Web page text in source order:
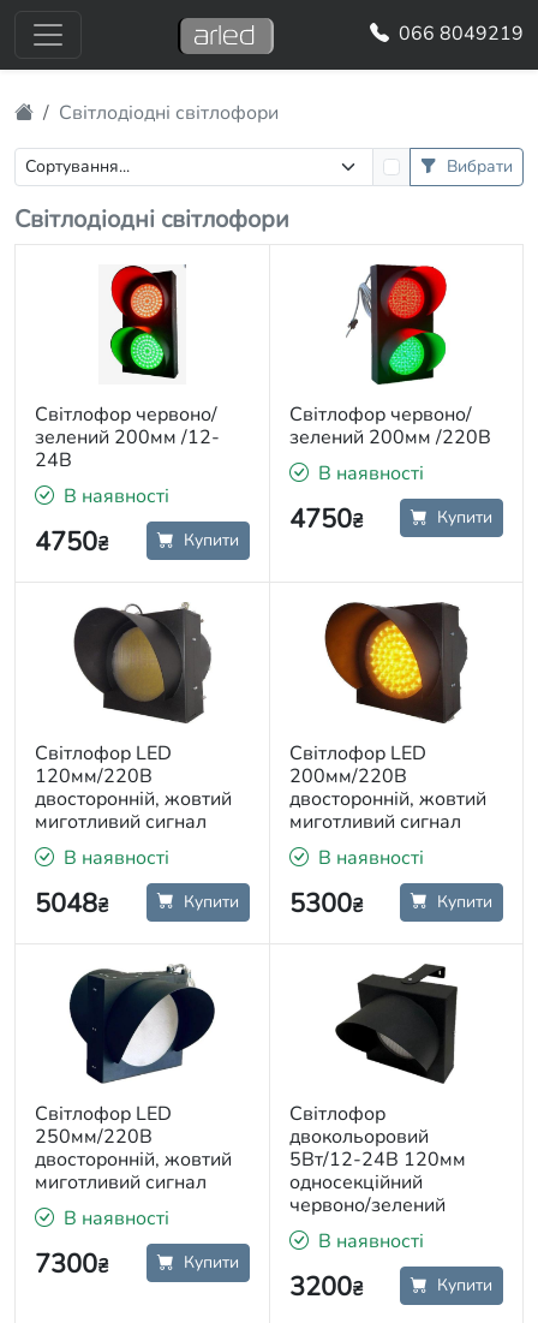
066 8049219
Світлодіодні світлофори
Вибрати
Світлодіодні світлофори
Світлофор червоно/
зелений 200мм /12-
24В
В наявності
4750₴ Купити
Світлофор червоно/
зелений 200мм /220В
В наявності
4750₴ Купити
Світлофор LED
120мм/220В
двосторонній, жовтий
миготливий сигнал
В наявності
5048₴ Купити
Світлофор LED
200мм/220В
двосторонній, жовтий
миготливий сигнал
В наявності
5300₴ Купити
Світлофор LED
250мм/220В
двосторонній, жовтий
миготливий сигнал
В наявності
7300₴ Купити
Світлофор
двокольоровий
5Вт/12-24В 120мм
односекційний
червоно/зелений
В наявності
3200₴ Купити